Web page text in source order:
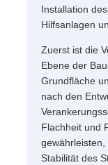
Installation
Hilfsanlagen
Zuerst ist die
Ebene der
Grundfläche
nach den
Flachheit und
Stabilität des